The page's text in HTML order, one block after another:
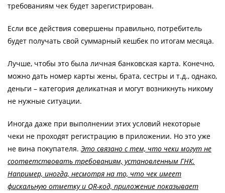
требованиям чек будет зарегистрирован.
Если все действия совершены правильно, потребитель
будет получать свой суммарный кешбек по итогам месяца.
Лучше, чтобы это была личная банковская карта. Конечно,
можно дать номер карты жены, брата, сестры и т.д., однако,
деньги – категория деликатная и могут возникнуть никому
не нужные ситуации.
Иногда даже при выполнении этих условий некоторые
чеки не проходят регистрацию в приложении. Но это уже
не вина покупателя. Это связано с тем, что чеки могут не
соответствовать требованиям, установленным ГНК.
Например, иногда, несмотря на то, что чек имеет
фискальную отметку и QR-код, приложение показывает